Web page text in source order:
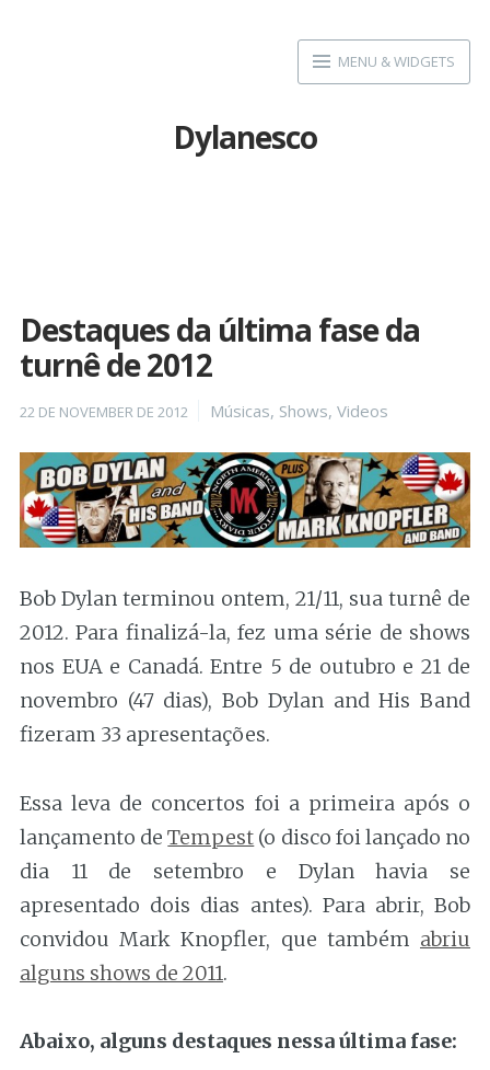
MENU & WIDGETS
Dylanesco
Destaques da última fase da
turnê de 2012
Posted
22 DE NOVEMBER DE 2012 Categories
Músicas, Shows, Videos
Bob Dylan terminou ontem, 21/11, sua turnê de
2012. Para finalizá-la, fez uma série de shows
nos EUA e Canadá. Entre 5 de outubro e 21 de
novembro (47 dias), Bob Dylan and His Band
fizeram 33 apresentações.
Essa leva de concertos foi a primeira após o
lançamento deTempest (o disco foi lançado no
dia 11 de setembro e Dylan havia se
apresentado dois dias antes). Para abrir, Bob
convidou Mark Knopfler, que também abriu
alguns shows de 2011.
Abaixo, alguns destaques nessa última fase: